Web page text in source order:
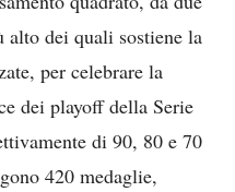
dei quali sostiene la
per celebrare la
dei playoff della Serie
di 90, 80 e 70
420 medaglie,